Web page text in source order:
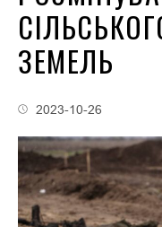
ЗЕМЕЛЬ
2023-10-26